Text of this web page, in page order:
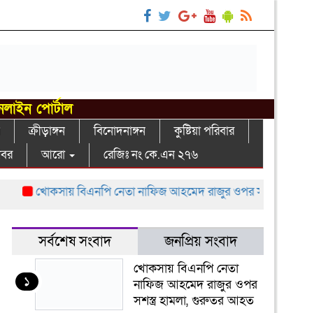
পোর্টাল
ক্রীড়াঙ্গন বিনোদনাঙ্গন
কুষ্টিয়া পরিবার
আরো রেজিঃ নং কে.এন ২৭৬
খোকসায় বিএনপি নেতা নাফিজ আহমেদ রাজুর ওপর সশস্ত্র হামলা, গুরুতর
সর্বশেষ সংবাদ জনপ্রিয় সংবাদ
১
খোকসায় বিএনপি নেতা
নাফিজ আহমেদ রাজুর ওপর
সশস্ত্র হামলা, গুরুতর আহত